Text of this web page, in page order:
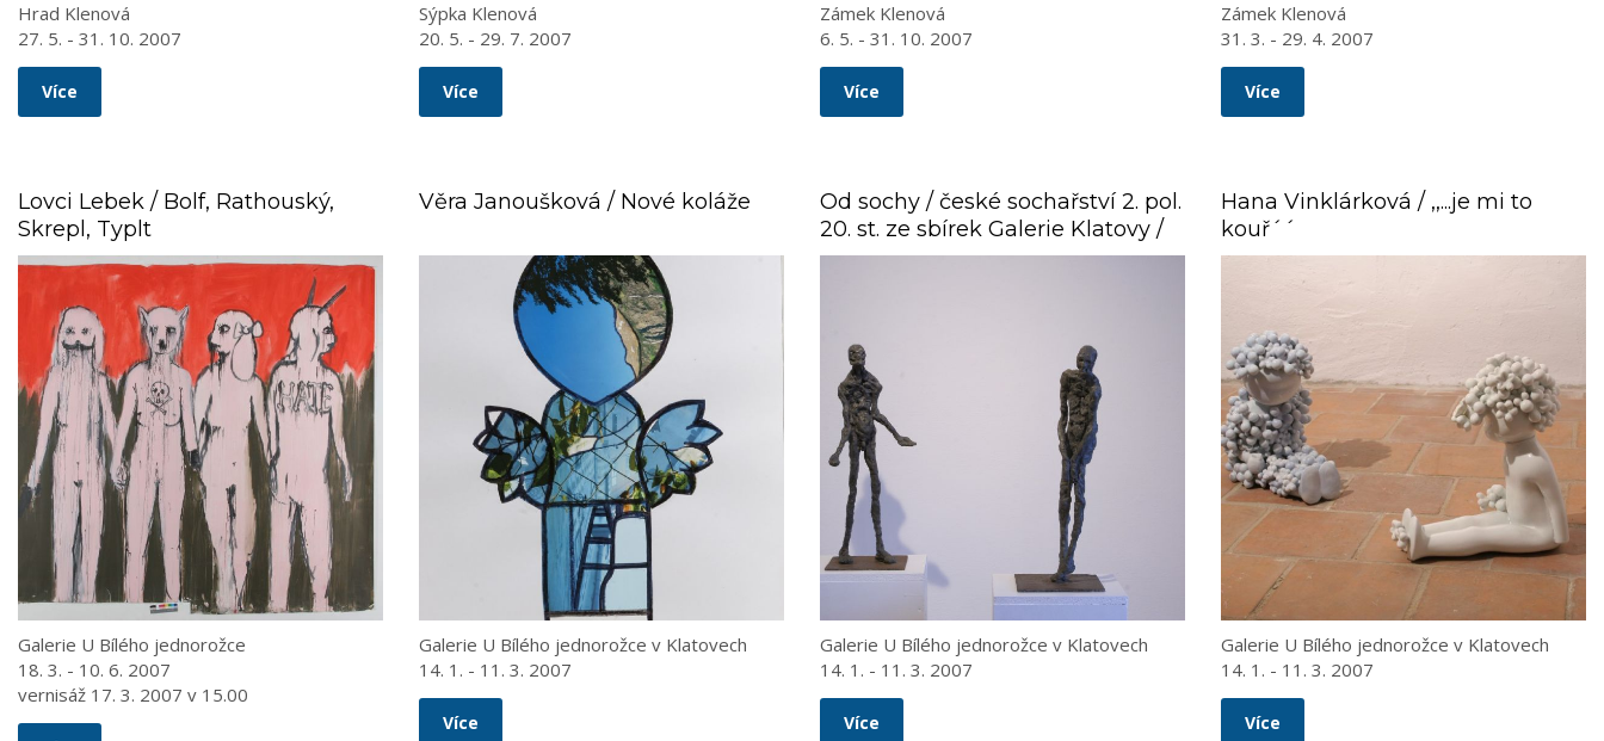
Hrad Klenová
27. 5. - 31. 10. 2007
Více
Sýpka Klenová
20. 5. - 29. 7. 2007
Více
Zámek Klenová
6. 5. - 31. 10. 2007
Více
Zámek Klenová
31. 3. - 29. 4. 2007
Více
Lovci Lebek / Bolf, Rathouský,
Skrepl, Typlt
Galerie U Bílého jednorožce
18. 3. - 10. 6. 2007
vernisáž 17. 3. 2007 v 15.00
Věra Janoušková / Nové koláže
Galerie U Bílého jednorožce v Klatovech
14. 1. - 11. 3. 2007
Více
Od sochy / české sochařství 2. pol.
20. st. ze sbírek Galerie Klatovy /
Klenová
Galerie U Bílého jednorožce v Klatovech
14. 1. - 11. 3. 2007
Více
Hana Vinklárková / ,,...je mi to
kouř´´
Galerie U Bílého jednorožce v Klatovech
14. 1. - 11. 3. 2007
Více